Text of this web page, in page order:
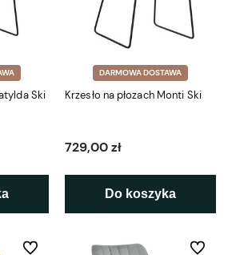
Ski
DARMOWA DOSTAWA
Krzesło na płozach Monti Ski
729,00 zł
Do koszyka
Do ulubionych Do